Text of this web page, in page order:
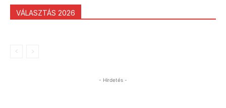
VÁLASZTÁS 2026
- Hirdetés -